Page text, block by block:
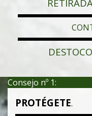
Consejo nº 1:
PROTÉGETE.